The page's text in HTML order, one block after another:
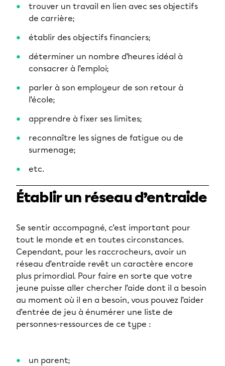
trouver un travail en lien avec ses objectifs
de carrière;
établir des objectifs financiers;
déterminer un nombre d’heures idéal à
consacrer à l’emploi;
parler à son employeur de son retour à
l’école;
apprendre à fixer ses limites;
reconnaître les signes de fatigue ou de
surmenage;
etc.
Établir un réseau d’entraide
Se sentir accompagné, c’est important pour
tout le monde et en toutes circonstances.
Cependant, pour les raccrocheurs, avoir un
réseau d’entraide revêt un caractère encore
plus primordial. Pour faire en sorte que votre
jeune puisse aller chercher l’aide dont il a besoin
au moment où il en a besoin, vous pouvez l’aider
d’entrée de jeu à énumérer une liste de
personnes-ressources de ce type :
un parent;